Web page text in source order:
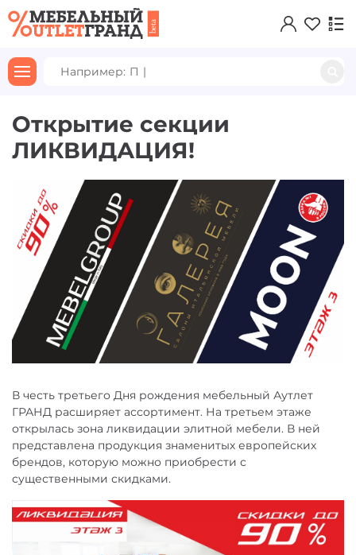
Например: Прямой
Открытие секции
ЛИКВИДАЦИЯ!
В честь третьего Дня рождения мебельный Аутлет
ГРАНД расширяет ассортимент. На третьем этаже
открылась зона ликвидации элитной мебели. В ней
представлена продукция знаменитых европейских
брендов, которую можно приобрести с
существенными скидками.